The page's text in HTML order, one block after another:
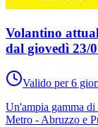
Volantino
dal giovedì 23/
Valido per 6
Un'ampia gamma
Metro - Abruzzo e